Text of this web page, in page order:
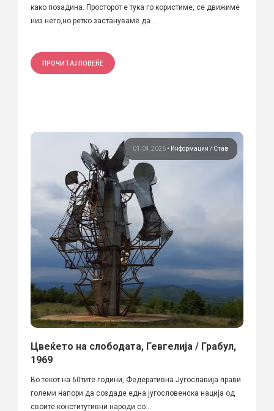
како позадина. Просторот е тука го користиме, се движиме
низ него,но ретко застануваме да...
ПРОЧИТАЈ ПОВЕЌЕ
01.04.2026 • Информации Став
Цвеќето на слободата, Гевгелија / Грабул,
1969
Во текот на 60тите години, Федеративна Југославија прави
големи напори да создаде една југословенска нација од
своите конститутивни народи со...